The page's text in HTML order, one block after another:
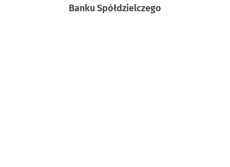
Banku Spółdzielczego